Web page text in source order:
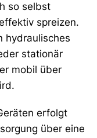
so selbst
spreizen.
hydraulisches
stationär
mobil über
erfolgt
über eine